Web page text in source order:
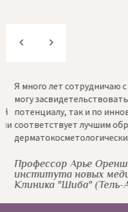
Я много лет сотрудничаю с
могу
потенциалу, так и по
соответствует лучшим
дерматокосметологических
Профессор Арье
института новых
Клиника "Шиба" (Тель-